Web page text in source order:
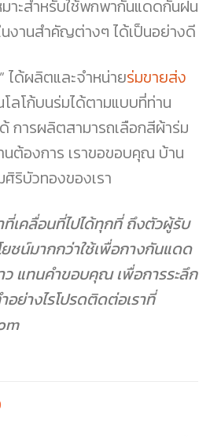
าะสำหรับใช้พกพากันแดดกันฝน
นงานสำคัญต่างๆ ได้เป็นอย่างดี
ได้ผลิตและจำหน่ายร่มขายส่ง
ลโก้บนร่มได้ตามแบบที่ท่าน
การผลิตสามารถเลือกสีผ้าร่ม
ต้องการ เราขอขอบคุณ บ้าน
ริบัวทองของเรา
เคลื่อนที่ไปได้ทุกที่ ถึงตัวผู้รับ
ชน์มากกว่าใช้เพื่อกางกันแดด
แทนคำขอบคุณ เพื่อการระลึก
อย่างไรโปรดติดต่อเราที่